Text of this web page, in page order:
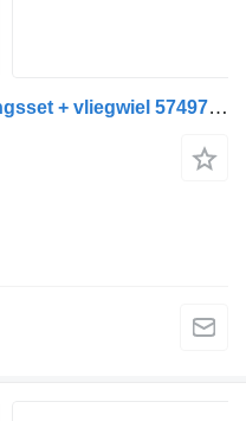
Ambreiaj Scania Occ koppelingsset + vliegwiel 574977 pentru cap tractor